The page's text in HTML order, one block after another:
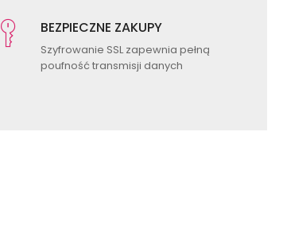
BEZPIECZNE ZAKUPY
Szyfrowanie SSL zapewnia pełną
poufność transmisji danych